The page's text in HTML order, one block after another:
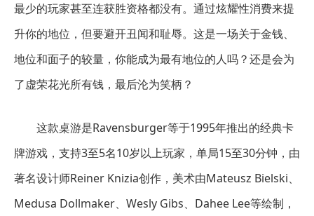
最少的玩家甚至连获胜资格都没有。通过炫耀性消费来提
升你的地位，但要避开丑闻和耻辱。这是一场关于金钱、
地位和面子的较量，你能成为最有地位的人吗？还是会为
了虚荣花光所有钱，最后沦为笑柄？
这款桌游是Ravensburger等于1995年推出的经典卡
牌游戏，支持3至5名10岁以上玩家，单局15至30分钟，由
著名设计师Reiner Knizia创作，美术由Mateusz Bielski、
Medusa Dollmaker、Wesly Gibs、Dahee Lee等绘制，